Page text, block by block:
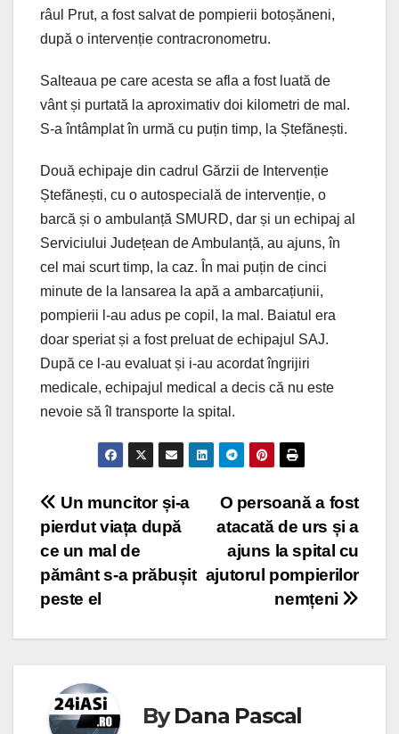
râul Prut, a fost salvat de pompierii botoșăneni,
după o intervenție contracronometru.
Salteaua pe care acesta se afla a fost luată de
vânt și purtată la aproximativ doi kilometri de mal.
S-a întâmplat în urmă cu puțin timp, la Ștefănești.
Două echipaje din cadrul Gărzii de Intervenție
Ștefănești, cu o autospecială de intervenție, o
barcă și o ambulanță SMURD, dar și un echipaj al
Serviciului Județean de Ambulanță, au ajuns, în
cel mai scurt timp, la caz. În mai puțin de cinci
minute de la lansarea la apă a ambarcațiunii,
pompierii l-au adus pe copil, la mal. Baiatul era
doar speriat și a fost preluat de echipajul SAJ.
După ce l-au evaluat și i-au acordat îngrijiri
medicale, echipajul medical a decis că nu este
nevoie să îl transporte la spital.
Post
navigation
O persoană a fost
atacată de urs și a
ajuns la spital cu
ajutorul pompierilor
nemțeni
Un muncitor și-a
pierdut viața după
ce un mal de
pământ s-a prăbușit
peste el
ByDana Pascal